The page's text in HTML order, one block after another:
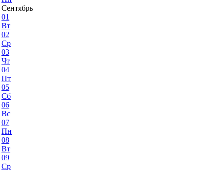
Сентябрь
01
Вт
02
Ср
03
Чт
04
Пт
05
Сб
06
Вс
07
Пн
08
Вт
09
Ср